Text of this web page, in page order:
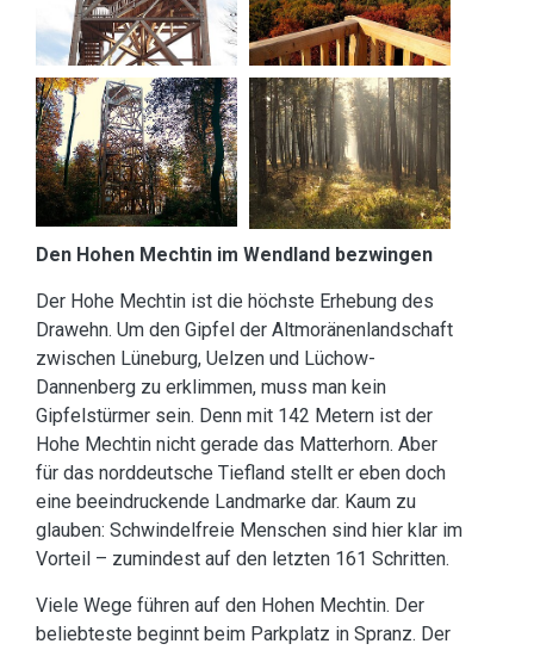
Den Hohen Mechtin im Wendland bezwingen
Der Hohe Mechtin ist die höchste Erhebung des
Drawehn. Um den Gipfel der Altmoränenlandschaft
zwischen Lüneburg, Uelzen und Lüchow-
Dannenberg zu erklimmen, muss man kein
Gipfelstürmer sein. Denn mit 142 Metern ist der
Hohe Mechtin nicht gerade das Matterhorn. Aber
für das norddeutsche Tiefland stellt er eben doch
eine beeindruckende Landmarke dar. Kaum zu
glauben: Schwindelfreie Menschen sind hier klar im
Vorteil – zumindest auf den letzten 161 Schritten.
Viele Wege führen auf den Hohen Mechtin. Der
beliebteste beginnt beim Parkplatz in Spranz. Der